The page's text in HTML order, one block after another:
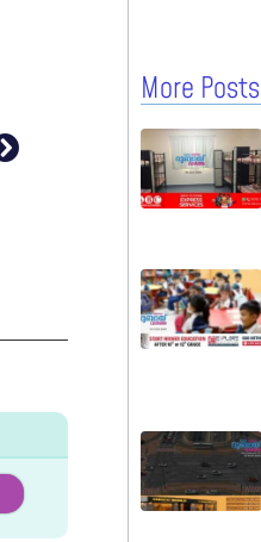
More Posts